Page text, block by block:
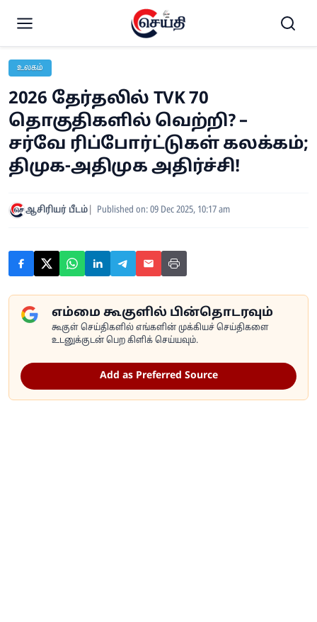
உலகம்
2026 தேர்தலில் TVK 70
தொகுதிகளில் வெற்றி? –
சர்வே ரிப்போர்ட்டுகள் கலக்கம்;
திமுக-அதிமுக அதிர்ச்சி!
ஆசிரியர் பீடம் Published on: 09 Dec 2025, 10:17 am
எம்மை கூகுளில் பின்தொடரவும்
கூகுள் செய்திகளில் எங்களின் முக்கியச் செய்திகளை
உடனுக்குடன் பெற கிளிக் செய்யவும்.
Add as Preferred Source